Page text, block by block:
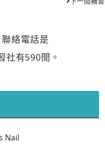
絡電話是
社有590間。
Nail